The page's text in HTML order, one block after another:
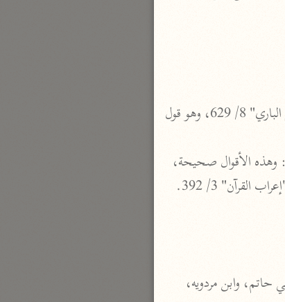
القرآن العزيز
نحو مجلدين
٢٣ مجلدًا
3/ 392.